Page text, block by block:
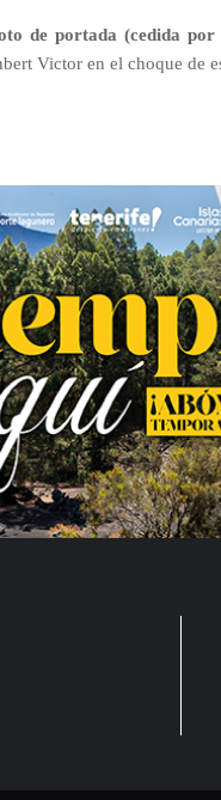
de portada (cedida por
Victor en el choque de